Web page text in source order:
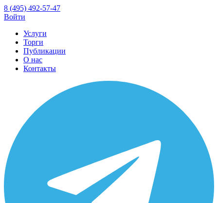
8 (495) 492-57-47
Войти
Услуги
Торги
Публикации
О нас
Контакты